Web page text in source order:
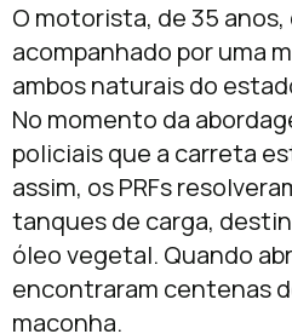
O motorista, de 35 anos,
acompanhado por uma
ambos naturais do
No momento da
policiais que a carreta
assim, os PRFs
tanques de carga,
óleo vegetal. Quando
encontraram centenas
maconha.